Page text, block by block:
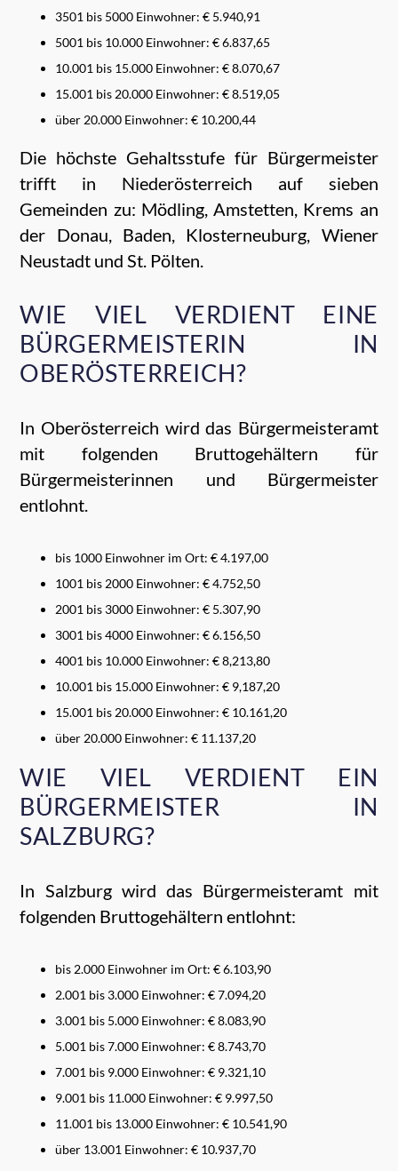
3501 bis 5000 Einwohner: € 5.940,91
5001 bis 10.000 Einwohner: € 6.837,65
10.001 bis 15.000 Einwohner: € 8.070,67
15.001 bis 20.000 Einwohner: € 8.519,05
über 20.000 Einwohner: € 10.200,44
Die höchste Gehaltsstufe für Bürgermeister
trifft in Niederösterreich auf sieben
Gemeinden zu: Mödling, Amstetten, Krems an
der Donau, Baden, Klosterneuburg, Wiener
Neustadt und St. Pölten.
WIE VIEL VERDIENT EINE
BÜRGERMEISTERIN IN
OBERÖSTERREICH?
In Oberösterreich wird das Bürgermeisteramt
mit folgenden Bruttogehältern für
Bürgermeisterinnen und Bürgermeister
entlohnt.
bis 1000 Einwohner im Ort: € 4.197,00
1001 bis 2000 Einwohner: € 4.752,50
2001 bis 3000 Einwohner: € 5.307,90
3001 bis 4000 Einwohner: € 6.156,50
4001 bis 10.000 Einwohner: € 8,213,80
10.001 bis 15.000 Einwohner: € 9,187,20
15.001 bis 20.000 Einwohner: € 10.161,20
über 20.000 Einwohner: € 11.137,20
WIE VIEL VERDIENT EIN
BÜRGERMEISTER IN
SALZBURG?
In Salzburg wird das Bürgermeisteramt mit
folgenden Bruttogehältern entlohnt:
bis 2.000 Einwohner im Ort: € 6.103,90
2.001 bis 3.000 Einwohner: € 7.094,20
3.001 bis 5.000 Einwohner: € 8.083,90
5.001 bis 7.000 Einwohner: € 8.743,70
7.001 bis 9.000 Einwohner: € 9.321,10
9.001 bis 11.000 Einwohner: € 9.997,50
11.001 bis 13.000 Einwohner: € 10.541,90
über 13.001 Einwohner: € 10.937,70